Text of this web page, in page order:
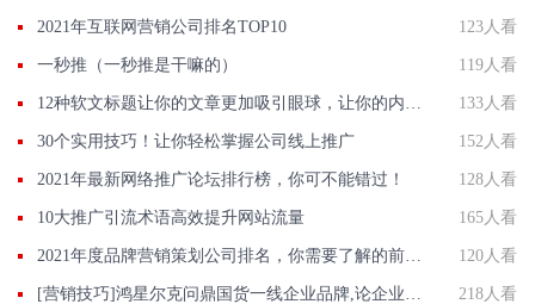
2021年互联网营销公司排名TOP10 123人看
一秒推（一秒推是干嘛的） 119人看
133人看
30个实用技巧！让你轻松掌握公司线上推广 152人看
2021年最新网络推广论坛排行榜，你可不能错过！ 128人看
10大推广引流术语高效提升网站流量 165人看
120人看
218人看